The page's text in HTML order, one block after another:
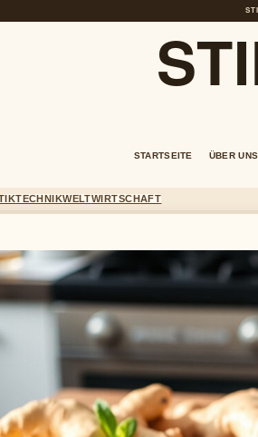
STARTSEITE ÜBER UNS
TECHNIKWELTWIRTSCHAFT